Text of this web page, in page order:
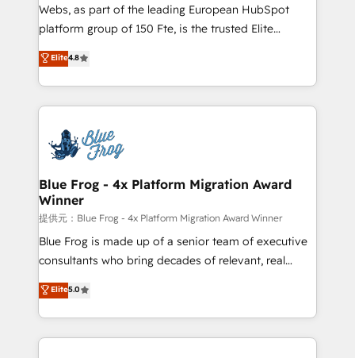
HubSpot pros 📊 Lead generation services using
HubSpot Why us? - SIX HubSpot Accreditations -
CRM, Solutions Architecture, Onboarding , Data
Migration, Custom Integration & Platform
team of 25+ experts Contact us today to help you
get more from your investment in HubSpot.
Webs, as part of the leading European HubSpot
platform group of 150 Fte, is the trusted Elite
HubSpot CRM Partner offering you a roadmap on
maximizing EBITDA and achieving Commercial
Excellence. With our targeted processes, we
strengthen your digital transformation and minimize
Implementation partner, we provide expertise to
drive your business forward. Since 2015 we are fully
dedicated to HubSpot and with an experienced
team (50+), we work with reputable companies in
B2B sectors such as manufacturing, SaaS and
business services. We prepare a customized
business case that demonstrates the value and
detailed financial rationale with a focus on ROI and
TCO. As a trusted extension of your team, we
Elite4.8
Blue Frog - 4x Platform Migration Award
Winner
提供元：Blue Frog - 4x Platform Migration Award Winner
Blue Frog is made up of a senior team of executive
consultants who bring decades of relevant, real
world experience to our client engagements. "Blue
Frog is a top, trusted partner in HubSpot's
ecosystem for a reason. Their team brings over a
decade of experience to the table, along with deep
Elite5.0